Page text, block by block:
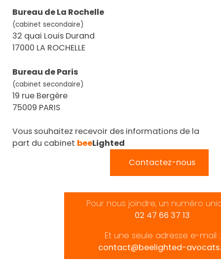
Bureau de La Rochelle
(cabinet secondaire)
32 quai Louis Durand
17000 LA ROCHELLE
Bureau de Paris
(cabinet secondaire)
19 rue Bergère
75009 PARIS
Vous souhaitez recevoir des informations de la
part du cabinet beeLighted
Contactez-nous
Pour nous joindre, un numéro
02 47 66 37 13
Et une seule adresse e-mail :
contact@beelighted-